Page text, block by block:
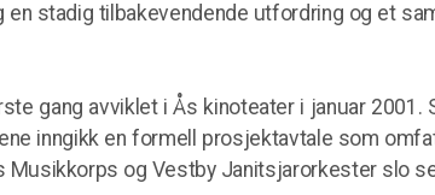
stadig tilbakevendende utfordring og et
gang avviklet i Ås kinoteater i januar 2001.
inngikk en formell prosjektavtale som
og Vestby Janitsjarorkester slo